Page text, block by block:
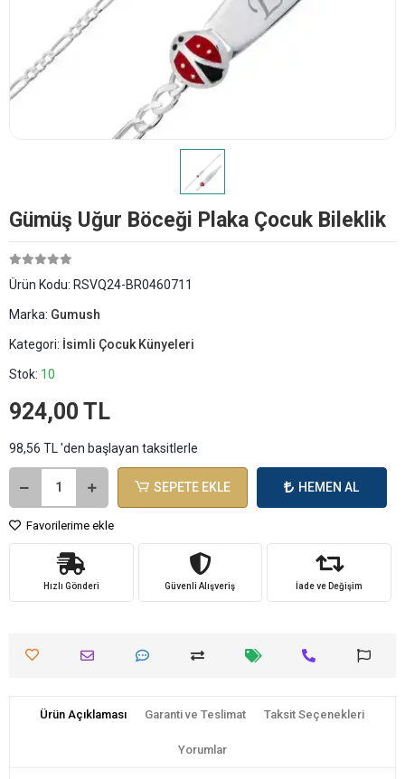
Gümüş Uğur Böceği Plaka Çocuk Bileklik
Ürün Kodu: RSVQ24-BR0460711
Marka: Gumush
Kategori: İsimli Çocuk Künyeleri
Stok: 10
924,00 TL
98,56 TL 'den başlayan taksitlerle
SEPETE EKLE HEMEN AL
Favorilerime ekle
Hızlı Gönderi Güvenli Alışveriş İade ve Değişim
Ürün Açıklaması Garanti ve Teslimat Taksit Seçenekleri
Yorumlar